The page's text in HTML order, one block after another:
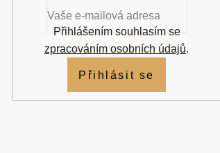
Přihlášením souhlasím se
zpracováním osobních údajů.
Přihlásit se